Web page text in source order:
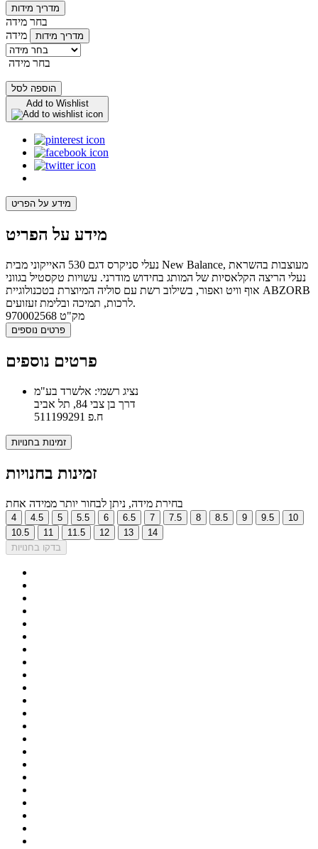
מדריך מידות
בחר מידה
מידה
מדריך מידות
בחר מידה
הוספה לסל
Add to Wishlist
מידע על הפריט
מידע על הפריט
נעלי סניקרס דגם 530 האייקוני מבית New Balance, מעוצבות בהשראת
נעלי הריצה הקלאסיות של המותג בחידוש מודרני. עשויות טקסטיל בגווני
אוף וויט ואפור, בשילוב רשת עם סוליה המיוצרת בטכנולוגיית ABZORB
לרכות, תמיכה ובלימת זעזועים.
מק"ט 970002568
פרטים נוספים
פרטים נוספים
נציג רשמי: אלשרד בע"מ
דרך בן צבי 84, תל אביב
ח.פ 511199291
זמינות בחנויות
זמינות בחנויות
בחירת מידה, ניתן לבחור יותר ממידה אחת
4 4.5 5 5.5 6 6.5 7 7.5 8 8.5 9 9.5
10
10.5
11 11.5 12 13
14
בדקו בחנויות